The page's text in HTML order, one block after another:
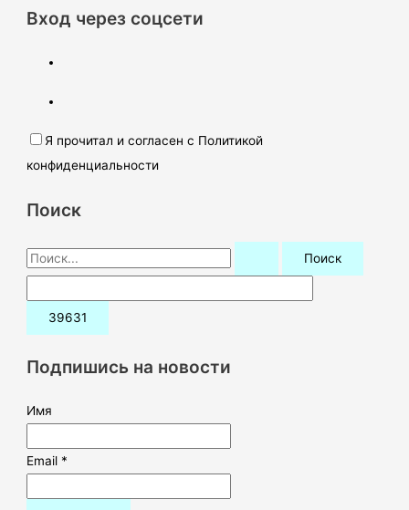
Вход через соцсети
Я прочитал и согласен с Политикой
конфиденциальности
Поиск
П
о
и
:Подпишись на новости
Имя
Email *